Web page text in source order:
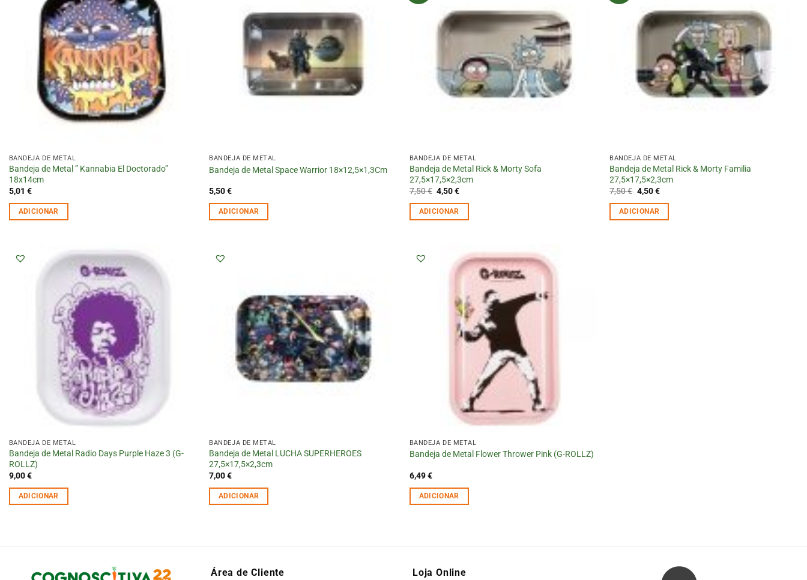
BANDEJA DE METAL
Bandeja de Metal ” Kannabia El Doctorado”
18x14cm
5,01 €
ADICIONAR
BANDEJA DE METAL
Bandeja de Metal Space Warrior 18×12,5×1,3Cm
5,50€
ADICIONAR
BANDEJA DE METAL
Bandeja de Metal Rick & Morty Sofa
27,5×17,5×2,3cm
7,50€ O
original
era:
4,50€O
atual
ADICIONAR
BANDEJA DE METAL
Bandeja de Metal Rick & Morty Familia
27,5×17,5×2,3cm
7,50€ O
original
era:
4,50€O
atual
é:
ADICIONAR
BANDEJA DE METAL
Bandeja de Metal Radio Days Purple Haze 3 (G-
ROLLZ)
9,00€
ADICIONAR
BANDEJA DE METAL
Bandeja de Metal LUCHA SUPERHEROES
27,5×17,5×2,3cm
7,00€
ADICIONAR
BANDEJA DE METAL
Bandeja de Metal Flower Thrower Pink (G-ROLLZ)
6,49€
ADICIONAR
Área de Cliente Loja Online